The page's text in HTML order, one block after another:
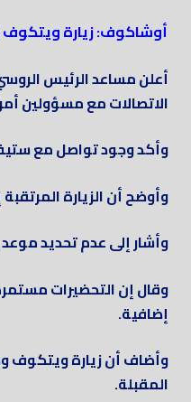
أوشاكوف: زيارة ويتكوف
أعلن مساعد الرئيس
الاتصالات مع مسؤولين
وأكد وجود تواصل مع
وأوضح أن الزيارة المرتقبة
وأشار إلى عدم تحديد
وقال إن التحضيرات
إضافية.
وأضاف أن زيارة ويتكوف
المقبلة.